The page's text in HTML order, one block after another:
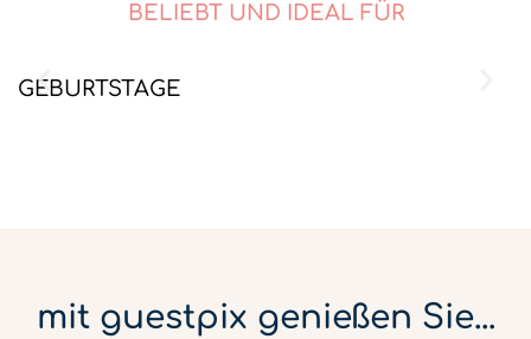
BELIEBT UND IDEAL FÜR
GEBURTSTAGE
mit guestpix genießen Sie...